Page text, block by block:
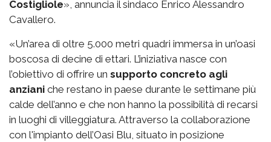
Costigliole», annuncia il sindaco Enrico Alessandro
Cavallero.
«Un’area di oltre 5.000 metri quadri immersa in un’oasi
boscosa di decine di ettari. L’iniziativa nasce con
l’obiettivo di offrire un supporto concreto agli
anziani che restano in paese durante le settimane più
calde dell’anno e che non hanno la possibilità di recarsi
in luoghi di villeggiatura. Attraverso la collaborazione
con l'impianto dell’Oasi Blu, situato in posizione